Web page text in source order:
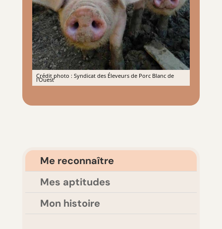
Crédit photo : Syndicat des Éleveurs de Porc Blanc de
l'Ouest
Me reconnaître
Mes aptitudes
Mon histoire